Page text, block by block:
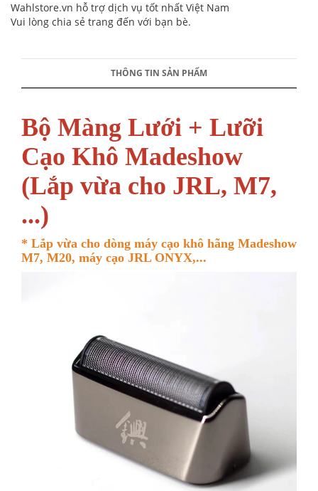
Wahlstore.vn hỗ trợ dịch vụ tốt nhất Việt Nam
Vui lòng chia sẻ trang đến với bạn bè.
THÔNG TIN SẢN PHẨM
Bộ Màng Lưới + Lưỡi
Cạo Khô Madeshow
(Lắp vừa cho JRL, M7,
...)
* Lắp vừa cho dòng máy cạo khô hãng Madeshow
M7, M20, máy cạo JRL ONYX,...